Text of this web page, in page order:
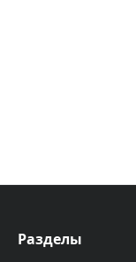
Разделы